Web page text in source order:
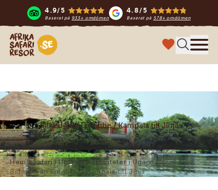
4.9/5
Baserat på 933+ omdömen
4.8/5
Baserat på 578+ omdömen
Safari-resor i Afrika
Bilfärd från Entebbe / Kampala till Jinja
Hem Safari i Uganda
Aktiviteter i Uganda
Bilfärd från Entebbe / Kampala till Jinja